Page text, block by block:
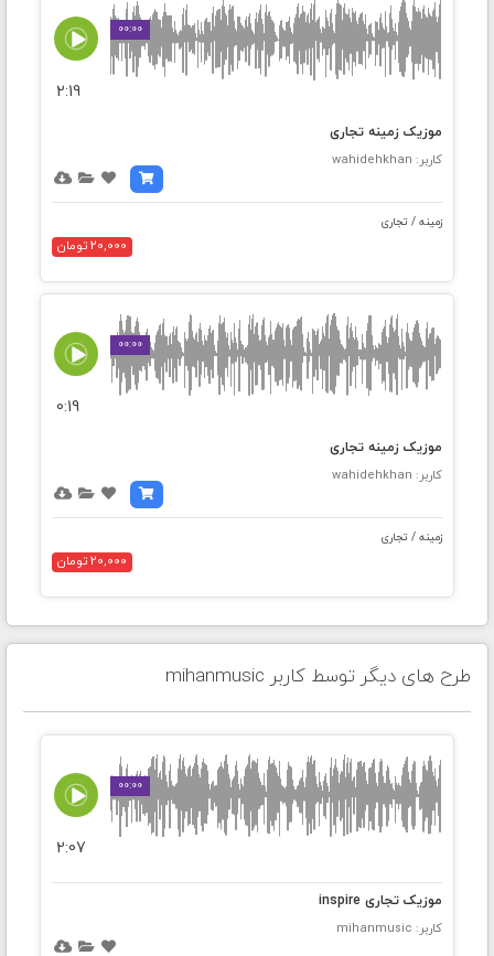
00:00
2:19
موزیک زمینه تجاری
کاربر: wahidehkhan
زمینه / تجاری
20,000 تومان
00:00
0:19
موزیک زمینه تجاری
کاربر: wahidehkhan
زمینه / تجاری
20,000 تومان
طرح های دیگر توسط کاربر mihanmusic
00:00
2:07
موزیک تجاری inspire
کاربر: mihanmusic